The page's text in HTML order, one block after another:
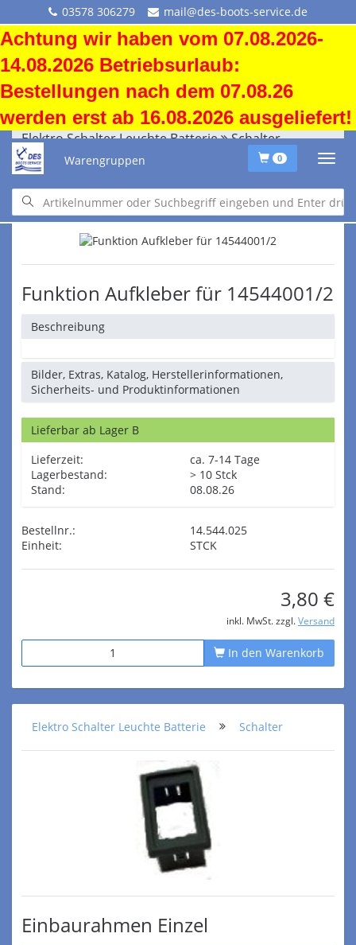
03578 306279 mail@des-boots-service.de
Achtung wir haben vom 07.08.2026-
14.08.2026 Betriebsurlaub:
Bestellungen nach dem 07.08.26
werden erst ab 16.08.2026 ausgeliefert!
Warengruppen 0
Elektro Schalter Leuchte Batterie Schalter
Elektro Schalter Leuchte Batterie Schalter
Funktion Aufkleber für 14544001/2
Beschreibung
Bilder, Extras, Katalog, Herstellerinformationen,
Sicherheits- und Produktinformationen
Lieferbar ab Lager B
Lieferzeit:
ca. 7-14 Tage
Lagerbestand:
> 10 Stck
Stand:
08.08.26
Bestellnr.:
14.544.025
Einheit:
STCK
3,80 €
inkl. MwSt. zzgl. Versand
In den Warenkorb
Elektro Schalter Leuchte Batterie Schalter
Einbaurahmen Einzel